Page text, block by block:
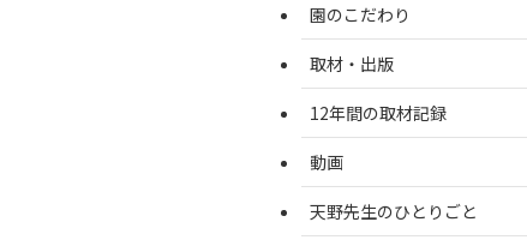
園のこだわり
取材・出版
12年間の取材記録
動画
天野先生のひとりごと